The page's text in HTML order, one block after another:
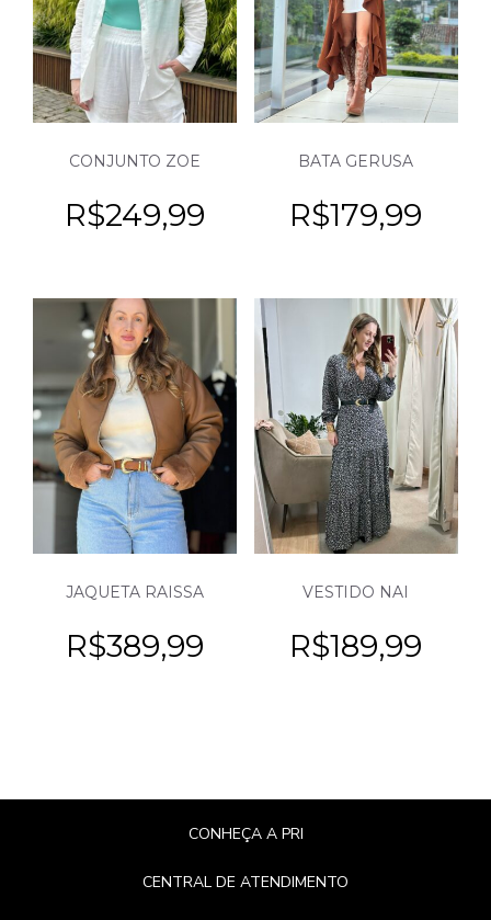
CONJUNTO ZOE
R$249,99
BATA GERUSA
R$179,99
JAQUETA RAISSA
R$389,99
VESTIDO NAI
R$189,99
CONHEÇA A PRI
CENTRAL DE ATENDIMENTO